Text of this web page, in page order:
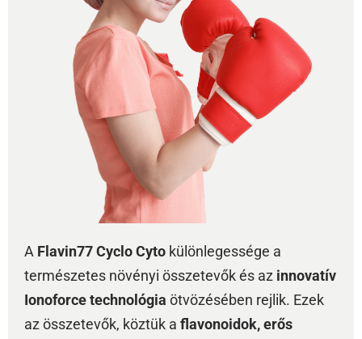
A Flavin77 Cyclo Cyto különlegessége a
természetes növényi összetevők és az innovatív
Ionoforce technológia ötvözésében rejlik. Ezek
az összetevők, köztük a flavonoidok, erős